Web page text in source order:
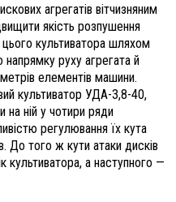
агрегатів вітчизняним
якість розпушення
цього культиватора шляхом
напрямку руху агрегата й
елементів машини.
культиватор УДА-3,8-40,
на ній у чотири ряди
регулювання їх кута
До того ж кути атаки дисків
культиватора, а наступного —